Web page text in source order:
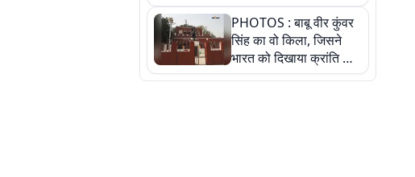
PHOTOS : बाबू वीर कुंवर
सिंह का वो किला, जिसने
भारत को दिखाया क्रांति का
रास्ता: तस्वीरों में देखिए